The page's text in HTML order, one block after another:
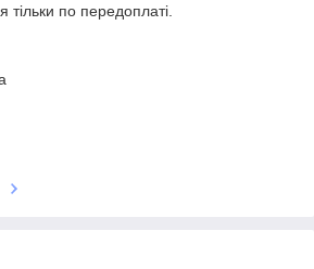
тільки по передоплаті.